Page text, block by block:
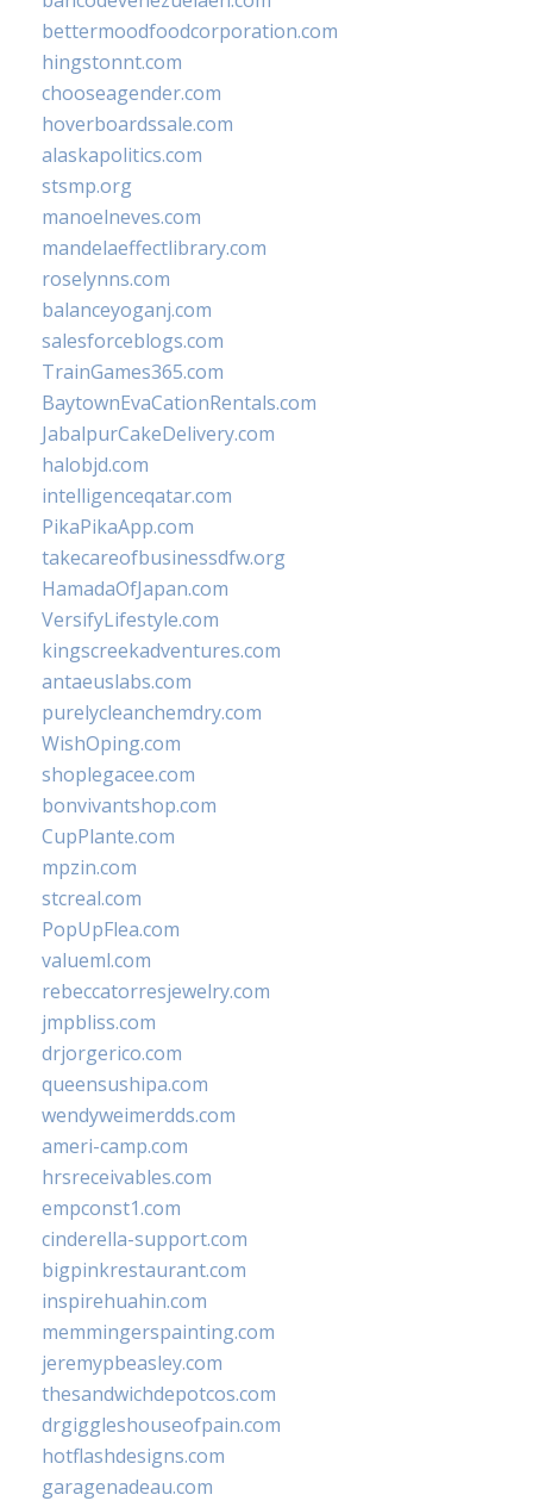
bettermoodfoodcorporation.com
hingstonnt.com
chooseagender.com
hoverboardssale.com
alaskapolitics.com
stsmp.org
manoelneves.com
mandelaeffectlibrary.com
roselynns.com
balanceyoganj.com
salesforceblogs.com
TrainGames365.com
BaytownEvaCationRentals.com
JabalpurCakeDelivery.com
halobjd.com
intelligenceqatar.com
PikaPikaApp.com
takecareofbusinessdfw.org
HamadaOfJapan.com
VersifyLifestyle.com
kingscreekadventures.com
antaeuslabs.com
purelycleanchemdry.com
WishOping.com
shoplegacee.com
bonvivantshop.com
CupPlante.com
mpzin.com
stcreal.com
PopUpFlea.com
valueml.com
rebeccatorresjewelry.com
jmpbliss.com
drjorgerico.com
queensushipa.com
wendyweimerdds.com
ameri-camp.com
hrsreceivables.com
empconst1.com
cinderella-support.com
bigpinkrestaurant.com
inspirehuahin.com
memmingerspainting.com
jeremypbeasley.com
thesandwichdepotcos.com
drgiggleshouseofpain.com
hotflashdesigns.com
garagenadeau.com